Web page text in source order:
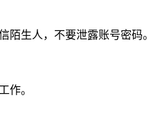
陌生人，不要泄露账号密码。
作。